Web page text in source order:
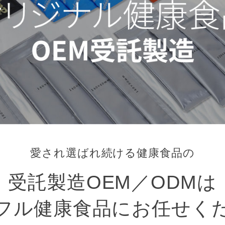
愛され選ばれ続ける健康食品の
受託製造OEM／ODMは
ル健康食品にお任せく